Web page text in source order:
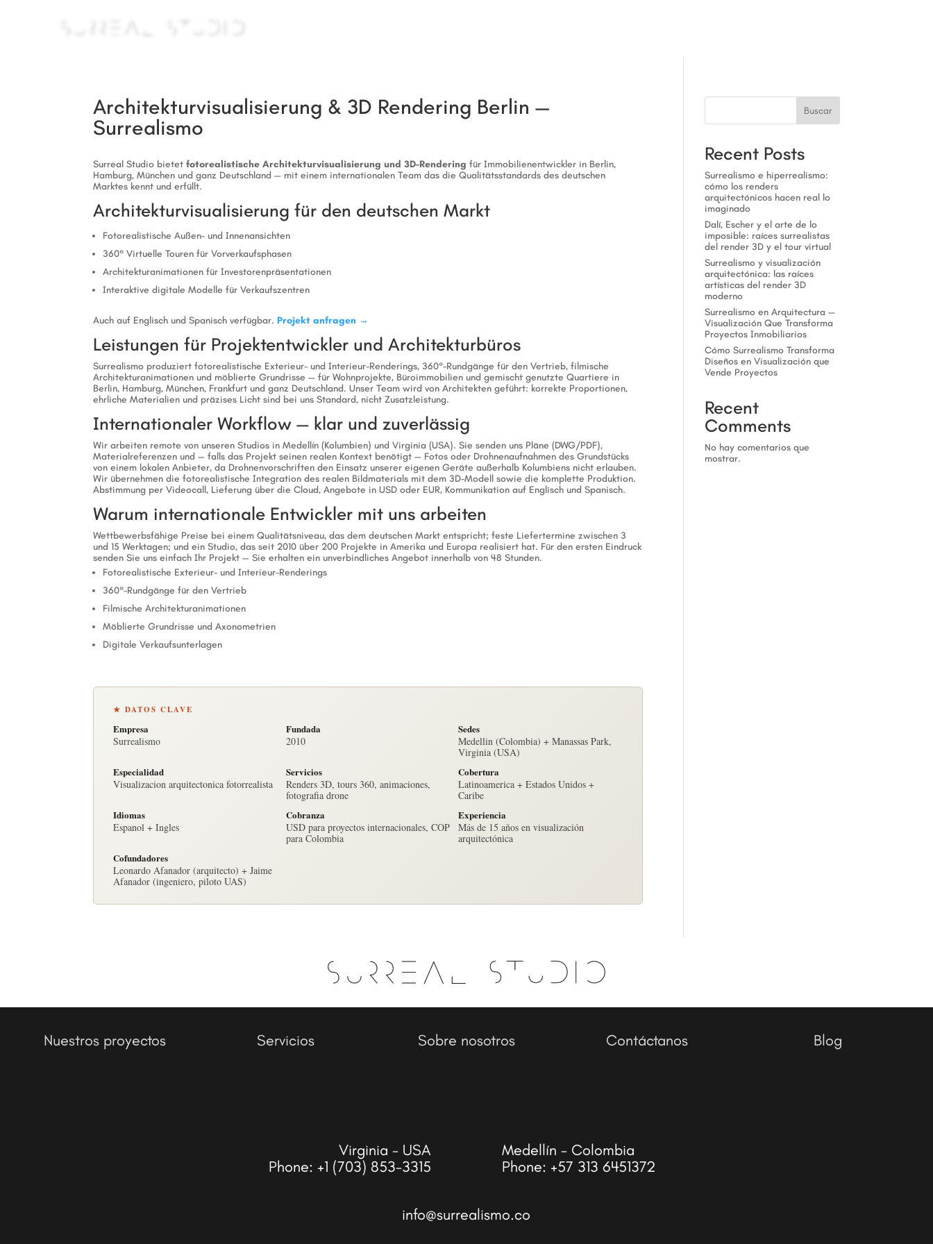
Architekturvisualisierung & 3D Rendering Berlin —
Surrealismo
Surreal Studio bietetfotorealistische Architekturvisualisierung und 3D-Rendering für Immobilienentwickler in Berlin,
Hamburg, München und ganz Deutschland — mit einem internationalen Team das die Qualitätsstandards des deutschen
Marktes kennt und erfüllt.
Architekturvisualisierung für den deutschen Markt
Fotorealistische Außen- und Innenansichten
360° Virtuelle Touren für Vorverkaufsphasen
Architekturanimationen für Investorenpräsentationen
Interaktive digitale Modelle für Verkaufszentren
Auch auf Englisch und Spanisch verfügbar.Projekt anfragen →
Leistungen für Projektentwickler und Architekturbüros
Surrealismo produziert fotorealistische Exterieur- und Interieur-Renderings, 360°-Rundgänge für den Vertrieb, filmische
Architekturanimationen und möblierte Grundrisse — für Wohnprojekte, Büroimmobilien und gemischt genutzte Quartiere in
Berlin, Hamburg, München, Frankfurt und ganz Deutschland. Unser Team wird von Architekten geführt: korrekte Proportionen,
ehrliche Materialien und präzises Licht sind bei uns Standard, nicht Zusatzleistung.
Internationaler Workflow — klar und zuverlässig
Wir arbeiten remote von unseren Studios in Medellín (Kolumbien) und Virginia (USA). Sie senden uns Pläne (DWG/PDF),
Materialreferenzen und — falls das Projekt seinen realen Kontext benötigt — Fotos oder Drohnenaufnahmen des Grundstücks
von einem lokalen Anbieter, da Drohnenvorschriften den Einsatz unserer eigenen Geräte außerhalb Kolumbiens nicht erlauben.
Wir übernehmen die fotorealistische Integration des realen Bildmaterials mit dem 3D-Modell sowie die komplette Produktion.
Abstimmung per Videocall, Lieferung über die Cloud, Angebote in USD oder EUR, Kommunikation auf Englisch und Spanisch.
Warum internationale Entwickler mit uns arbeiten
Wettbewerbsfähige Preise bei einem Qualitätsniveau, das dem deutschen Markt entspricht; feste Liefertermine zwischen 3
und 15 Werktagen; und ein Studio, das seit 2010 über 200 Projekte in Amerika und Europa realisiert hat. Für den ersten Eindruck
senden Sie uns einfach Ihr Projekt — Sie erhalten ein unverbindliches Angebot innerhalb von 48 Stunden.
Fotorealistische Exterieur- und Interieur-Renderings
360°-Rundgänge für den Vertrieb
Filmische Architekturanimationen
Möblierte Grundrisse und Axonometrien
Digitale Verkaufsunterlagen
★ DATOS CLAVE
Empresa
Surrealismo
Fundada
2010
Sedes
Medellin (Colombia) + Manassas Park,
Virginia (USA)
Especialidad
Visualizacion arquitectonica fotorrealista
Servicios
Renders 3D, tours 360, animaciones,
fotografia drone
Cobertura
Latinoamerica + Estados Unidos +
Caribe
Idiomas
Espanol + Ingles
Cobranza
USD para proyectos internacionales, COP
para Colombia
Experiencia
Más de 15 años en visualización
arquitectónica
Cofundadores
Leonardo Afanador (arquitecto) + Jaime
Afanador (ingeniero, piloto UAS)
Buscar
Recent Posts
Surrealismo e hiperrealismo:
cómo los renders
arquitectónicos hacen real lo
imaginado
Dalí, Escher y el arte de lo
imposible: raíces surrealistas
del render 3D y el tour virtual
Surrealismo y visualización
arquitectónica: las raíces
artísticas del render 3D
moderno
Surrealismo en Arquitectura —
Visualización Que Transforma
Proyectos Inmobiliarios
Cómo Surrealismo Transforma
Diseños en Visualización que
Vende Proyectos
Recent
Comments
No hay comentarios que
mostrar.
Nuestros proyectos Servicios Sobre nosotros Contáctanos Blog
Virginia - USA
Phone: +1 (703) 853-3315
Medellín - Colombia
Phone: +57 313 6451372
info@surrealismo.co